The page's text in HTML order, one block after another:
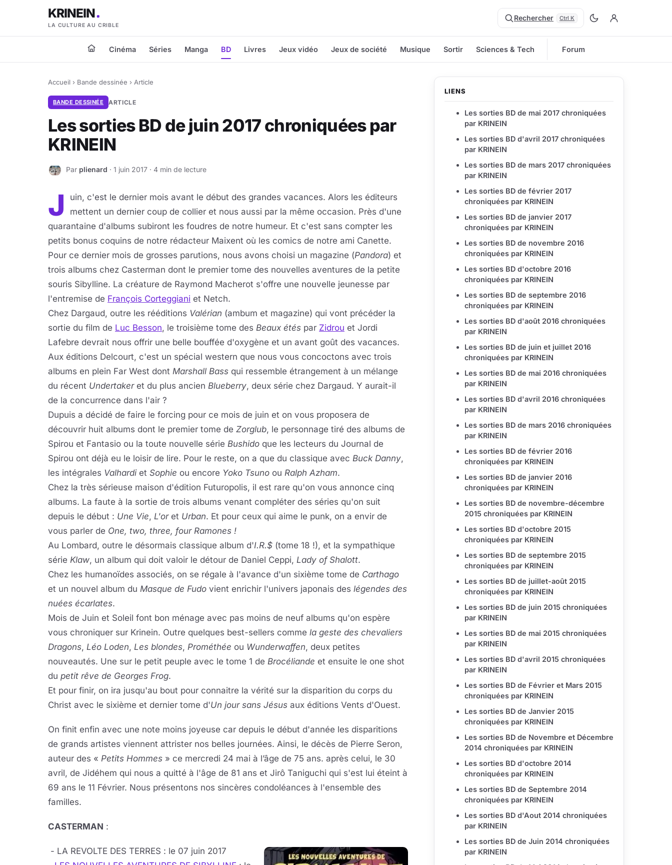
KRINEIN
LA CULTURE AU CRIBLE
Rechercher Ctrl K
Cinéma Séries Manga BD Livres Jeux vidéo Jeux de société Musique Sortir Sciences & Tech Forum
Accueil › Bande dessinée › Article
BANDE DESSINÉE ARTICLE
Les sorties BD de juin 2017 chroniquées par
KRINEIN
P Par plienard · 1 juin 2017 · 4 min de lecture
J
uin, c'est le dernier mois avant le début des grandes vacances. Alors les éditeurs
mettent un dernier coup de collier et nous aussi par la même occasion. Près d'une
quarantaine d'albums subiront les foudres de notre humeur. Et c'est sans compter les
petits bonus coquins de notre rédacteur Maixent où les comics de notre ami Canette.
Pour ce dernier mois de grosses parutions, nous avons choisi un magazine (Pandora) et
trois albums chez Casterman dont le premier tome des nouvelles aventures de la petite
souris Sibylline. La créature de Raymond Macherot s'offre une nouvelle jeunesse par
l'entremise de François Corteggiani et Netch.
Chez Dargaud, outre les rééditions Valérian (ambum et magazine) qui vont précéder la
sortie du film de Luc Besson, le troisième tome des Beaux étés par Zidrou et Jordi
Lafebre devrait nous offrir une belle bouffée d'oxygène et un avant goût des vacances.
Aux éditions Delcourt, c'est un spécial western que nous vous concoctons avec trois
albums en plein Far West dont Marshall Bass qui ressemble étrangement à un mélange
du récent Undertakeret du plus ancien Blueberry, deux série chez Dargaud. Y aurait-il
de la concurrence dans l'air ?
Dupuis a décidé de faire le forcing pour ce mois de juin et on vous proposera de
découvrir huit albums dont le premier tome de Zorglub, le personnage tiré des albums de
Spirou et Fantasio ou la toute nouvelle série Bushido que les lecteurs du Journal de
Spirou ont déjà eu le loisir de lire. Pour le reste, on a que du classique avec Buck Danny,
les intégrales Valhardiet Sophie ou encore Yoko Tsuno ou Ralph Azham.
Chez la très sérieuse maison d'édition Futuropolis, il est rare qu'on vous annonce cinq
albums. La faute à la sortie de trois albums venant compléter des séries qu'on suit
depuis le début : Une Vie, L'oret Urban. Et pour ceux qui aime le punk, on a envir de
vous parler de One, two, three, four Ramones !
Au Lombard, outre le désormais classique album d'I.R.$ (tome 18 !), et la sympathique
série Klaw, un album qui doit valoir le détour de Daniel Ceppi, Lady of Shalott.
Chez les humanoïdes associés, on se régale à l'avance d'un sixième tome de Carthago
et un nouvel album du Masque de Fudo vient enrichir l'univers japonais des légendes des
nuées écarlates.
Mois de Juin et Soleil font bon ménage avec pas moins de neuf albums qu'on espère
vous chroniquer sur Krinein. Outre quelques best-sellers comme la geste des chevaliers
Dragons, Léo Loden, Les blondes, Prométhée ou Wunderwaffen, deux petites
nouveautés. Une sur le petit peuple avec le tome 1 de Brocéliande et ensuite le one shot
du petit rêve de Georges Frog.
Et pour finir, on ira jusqu'au bout pour connaitre la vérité sur la disparition du corps du
Christ avec le sixième et dernier tome d'Un jour sans Jésus aux éditions Vents d'Ouest.
On finit enfin avec une note moins joyeuse car depuis le début d'année les disparitions
de grands artistes viennent attrister nos belles journées. Ainsi, le décès de Pierre Seron,
auteur des « Petits Hommes » ce mercredi 24 mai à l’âge de 75 ans. après celui, le 30
avril, de Jidéhem qui nous a quitté à l'âge de 81 ans et Jirô Taniguchi qui s'est lui éteint à
69 ans le 11 Février. Nous présentons nos sincères condoléances à l'ensemble des
familles.
CASTERMAN :
- LA REVOLTE DES TERRES : le 07 juin 2017
LIENS
Les sorties BD de mai 2017 chroniquées
par KRINEIN
Les sorties BD d'avril 2017 chroniquées
par KRINEIN
Les sorties BD de mars 2017 chroniquées
par KRINEIN
Les sorties BD de février 2017
chroniquées par KRINEIN
Les sorties BD de janvier 2017
chroniquées par KRINEIN
Les sorties BD de novembre 2016
chroniquées par KRINEIN
Les sorties BD d'octobre 2016
chroniquées par KRINEIN
Les sorties BD de septembre 2016
chroniquées par KRINEIN
Les sorties BD d'août 2016 chroniquées
par KRINEIN
Les sorties BD de juin et juillet 2016
chroniquées par KRINEIN
Les sorties BD de mai 2016 chroniquées
par KRINEIN
Les sorties BD d'avril 2016 chroniquées
par KRINEIN
Les sorties BD de mars 2016 chroniquées
par KRINEIN
Les sorties BD de février 2016
chroniquées par KRINEIN
Les sorties BD de janvier 2016
chroniquées par KRINEIN
Les sorties BD de novembre-décembre
2015 chroniquées par KRINEIN
Les sorties BD d'octobre 2015
chroniquées par KRINEIN
Les sorties BD de septembre 2015
chroniquées par KRINEIN
Les sorties BD de juillet-août 2015
chroniquées par KRINEIN
Les sorties BD de juin 2015 chroniquées
par KRINEIN
Les sorties BD de mai 2015 chroniquées
par KRINEIN
Les sorties BD d'avril 2015 chroniquées
par KRINEIN
Les sorties BD de Février et Mars 2015
chroniquées par KRINEIN
Les sorties BD de Janvier 2015
chroniquées par KRINEIN
Les sorties BD de Novembre et Décembre
2014 chroniquées par KRINEIN
Les sorties BD d'octobre 2014
chroniquées par KRINEIN
Les sorties BD de Septembre 2014
chroniquées par KRINEIN
Les sorties BD d'Aout 2014 chroniquées
par KRINEIN
Les sorties BD de Juin 2014 chroniquées
par KRINEIN